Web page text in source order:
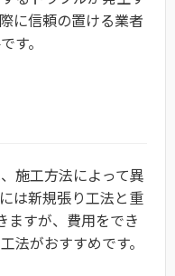
に信頼の置ける業者
す。
施工方法によって異
は新規張り工法と重
ますが、費用をでき
法がおすすめです。